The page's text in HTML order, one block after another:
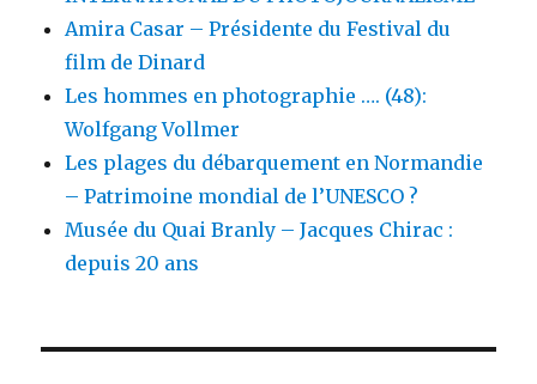
Amira Casar – Présidente du Festival du
film de Dinard
Les hommes en photographie …. (48):
Wolfgang Vollmer
Les plages du débarquement en Normandie
– Patrimoine mondial de l’UNESCO ?
Musée du Quai Branly – Jacques Chirac :
depuis 20 ans